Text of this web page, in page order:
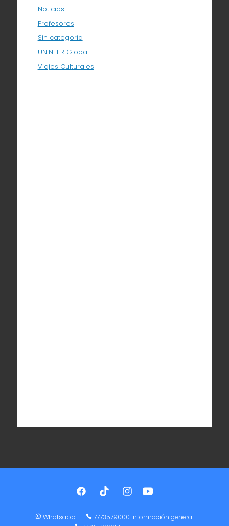
Noticias
Profesores
Sin categoría
UNINTER Global
Viajes Culturales
Whatsapp
7773579000 Información general